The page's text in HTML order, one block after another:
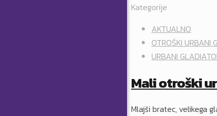
Kategorije
AKTUALNO
OTROŠKI URBANI
URBANI
Mali otroški
Mlajši bratec, velikega